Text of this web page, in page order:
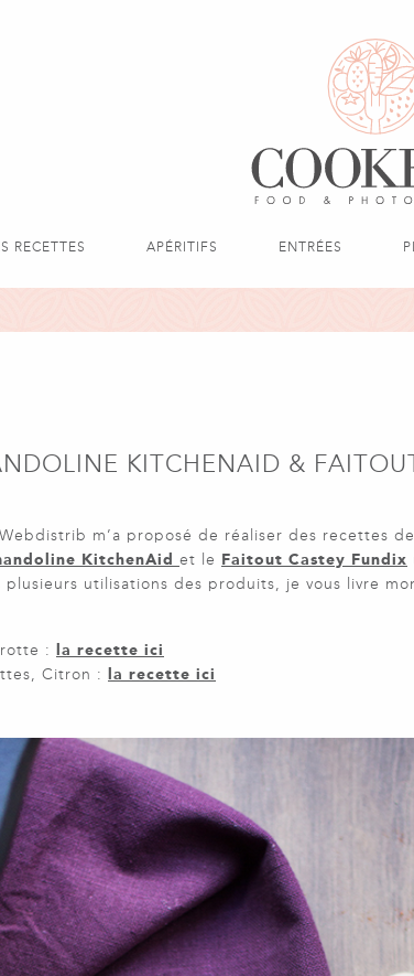
RECETTES APÉRITIFS ENTRÉES
KITCHENAID &
m’a proposé de réaliser des recettes
KitchenAid et le Faitout Castey Fundix
utilisations des produits, je vous livre
:
la recette ici
Citron :
la recette ici